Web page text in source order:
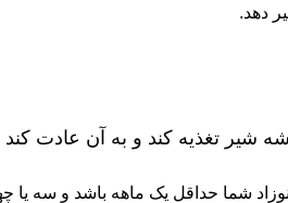
دهد.
شیر تغذیه کند و به آن عادت کند
نوزاد شما حداقل یک ماهه باشد و سه یا